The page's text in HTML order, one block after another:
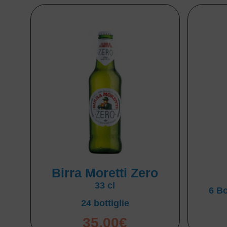
Birra Moretti Zero
33 cl
24 bottiglie
35,00€
6